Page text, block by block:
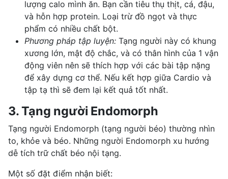
lượng calo mình ăn. Bạn cần tiêu thụ thịt, cá, đậu,
và hỗn hợp protein. Loại trừ đồ ngọt và thực
phẩm có nhiều chất bột.
Phương pháp tập luyện: Tạng người này có khung
xương lớn, mật độ chắc, và có thân hình của 1 vận
động viên nên sẽ thích hợp với các bài tập nặng
để xây dựng cơ thể. Nếu kết hợp giữa Cardio và
tập tạ thì sẽ đem lại kết quả tốt nhất.
3. Tạng người Endomorph
Tạng người Endomorph (tạng người béo) thường nhìn
to, khỏe và béo. Những người Endomorph xu hướng
dễ tích trữ chất béo nội tạng.
Một số đặt điểm nhận biết: